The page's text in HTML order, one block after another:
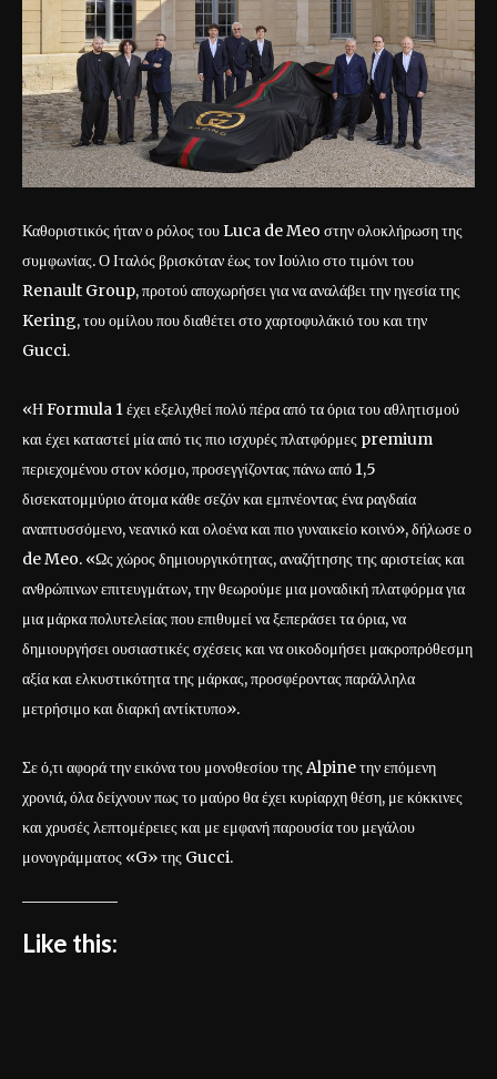
Καθοριστικός ήταν ο ρόλος του Luca de Meo στην ολοκλήρωση της
συμφωνίας. Ο Ιταλός βρισκόταν έως τον Ιούλιο στο τιμόνι του
Renault Group, προτού αποχωρήσει για να αναλάβει την ηγεσία της
Kering, του ομίλου που διαθέτει στο χαρτοφυλάκιό του και την
Gucci.
«Η Formula 1 έχει εξελιχθεί πολύ πέρα από τα όρια του αθλητισμού
και έχει καταστεί μία από τις πιο ισχυρές πλατφόρμες premium
περιεχομένου στον κόσμο, προσεγγίζοντας πάνω από 1,5
δισεκατομμύριο άτομα κάθε σεζόν και εμπνέοντας ένα ραγδαία
αναπτυσσόμενο, νεανικό και ολοένα και πιο γυναικείο κοινό», δήλωσε ο
de Meo. «Ως χώρος δημιουργικότητας, αναζήτησης της αριστείας και
ανθρώπινων επιτευγμάτων, την θεωρούμε μια μοναδική πλατφόρμα για
μια μάρκα πολυτελείας που επιθυμεί να ξεπεράσει τα όρια, να
δημιουργήσει ουσιαστικές σχέσεις και να οικοδομήσει μακροπρόθεσμη
αξία και ελκυστικότητα της μάρκας, προσφέροντας παράλληλα
μετρήσιμο και διαρκή αντίκτυπο».
Σε ό,τι αφορά την εικόνα του μονοθεσίου της Alpine την επόμενη
χρονιά, όλα δείχνουν πως το μαύρο θα έχει κυρίαρχη θέση, με κόκκινες
και χρυσές λεπτομέρειες και με εμφανή παρουσία του μεγάλου
μονογράμματος «G» της Gucci.
Like this: